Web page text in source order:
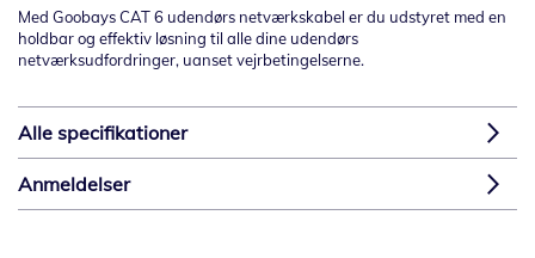
Med Goobays CAT 6 udendørs netværkskabel er du udstyret med en
holdbar og effektiv løsning til alle dine udendørs
netværksudfordringer, uanset vejrbetingelserne.
Alle specifikationer
Anmeldelser